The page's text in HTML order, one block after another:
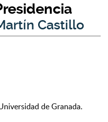
Castillo
de Granada.